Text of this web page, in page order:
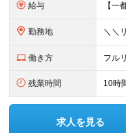
給与
勤務地
働き方 フル
残業時間 10時
求人を見る